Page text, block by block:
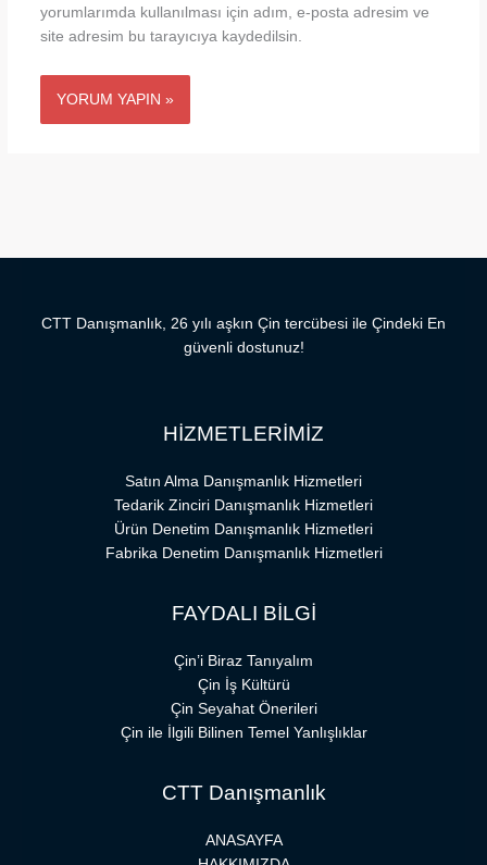
yorumlarımda kullanılması için adım, e-posta adresim ve
site adresim bu tarayıcıya kaydedilsin.
CTT Danışmanlık, 26 yılı aşkın Çin tercübesi ile Çindeki En
güvenli dostunuz!
HİZMETLERİMİZ
Satın Alma Danışmanlık Hizmetleri
Tedarik Zinciri Danışmanlık Hizmetleri
Ürün Denetim Danışmanlık Hizmetleri
Fabrika Denetim Danışmanlık Hizmetleri
FAYDALI BİLGİ
Çin’i Biraz Tanıyalım
Çin İş Kültürü
Çin Seyahat Önerileri
Çin ile İlgili Bilinen Temel Yanlışlıklar
CTT Danışmanlık
ANASAYFA